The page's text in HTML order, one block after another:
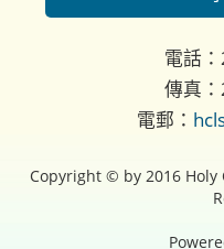
電話
傳真
電郵：
Copyright © by 2016 Holy